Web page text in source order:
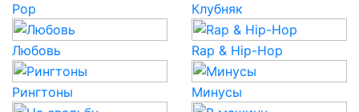
Pop Клубняк
Любовь Rap & Hip-Hop
Рингтоны Минусы